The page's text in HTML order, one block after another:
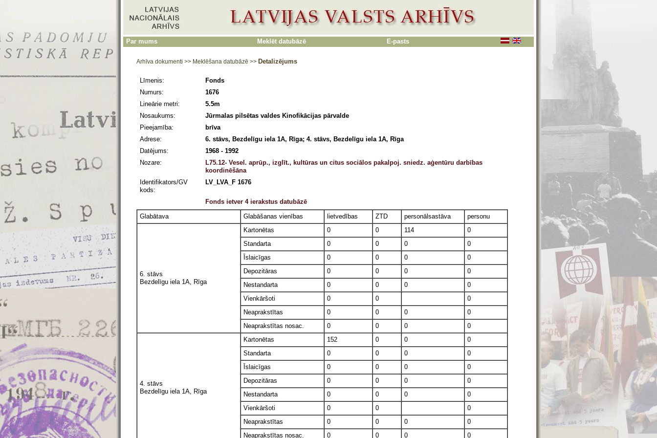
Par mums Meklēt datubāzē E-pasts
Arhīva dokumenti >> Meklēšana datubāzē >> Detalizējums
Līmenis:
Fonds
Numurs:
1676
Lineārie metri:
5.5m
Nosaukums:
Jūrmalas pilsētas valdes Kinofikācijas pārvalde
Pieejamība:
brīva
Adrese:
6. stāvs, Bezdelīgu iela 1A, Rīga; 4. stāvs, Bezdelīgu iela 1A, Rīga
Datējums:
1968 - 1992
Nozare:
L75.12- Vesel. aprūp., izglīt., kultūras un citus sociālos pakalpoj. sniedz. aģentūru darbības
koordinēšāna
Identifikators/GV
kods:
LV_LVA_F 1676
Fonds ietver 4 ierakstus datubāzē
Glabātava
Glabāšanas vienības lietvedības ZTD personālsastāva personu
6. stāvs
Bezdelīgu iela 1A, Rīga
Kartonētas 0 0 114
0
Standarta
0 0 0
0
Īslaicīgas
0 0 0
0
Depozitāras
0 0 0
0
Nestandarta
0 0 0
0
Vienkāršoti
0 0
0
Neaprakstītas
0 0 0
0
Neaprakstītas nosac.
0 0 0 0
4. stāvs
Bezdelīgu iela 1A, Rīga
Kartonētas 152 0 0
0
Standarta
0 0 0
0
Īslaicīgas
0 0 0
0
Depozitāras
0 0 0
0
Nestandarta
0 0 0
0
Vienkāršoti
0 0
0
Neaprakstītas
0 0 0
0
Neaprakstītas nosac.
0 0 0 0